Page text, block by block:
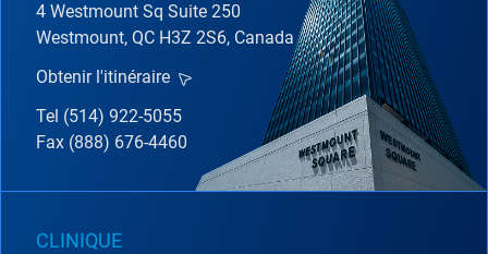
4 Westmount Sq Suite 250
Westmount, QC H3Z 2S6, Canada
Obtenir l'itinéraire
Tel (514) 922-5055
Fax (888) 676-4460
CLINIQUE